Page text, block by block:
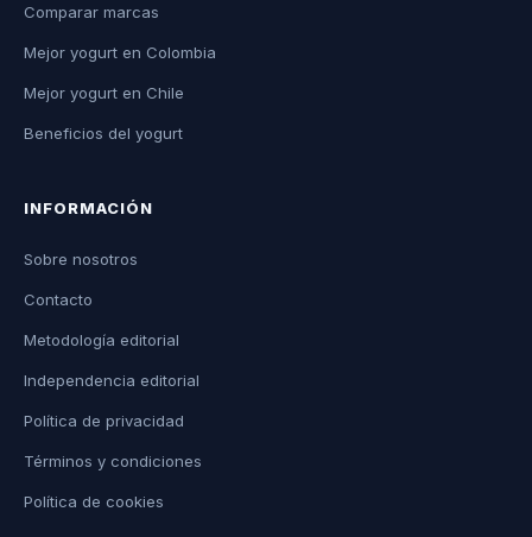
Comparar marcas
Mejor yogurt en Colombia
Mejor yogurt en Chile
Beneficios del yogurt
INFORMACIÓN
Sobre nosotros
Contacto
Metodología editorial
Independencia editorial
Política de privacidad
Términos y condiciones
Política de cookies